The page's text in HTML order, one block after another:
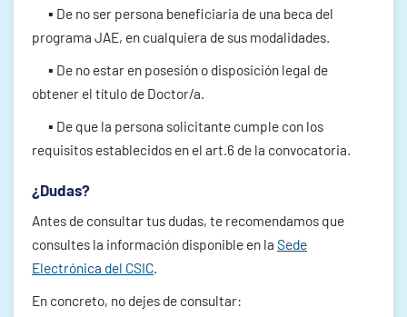
▪ De no ser persona beneficiaria de una beca del
programa JAE, en cualquiera de sus modalidades.
▪ De no estar en posesión o disposición legal de
obtener el título de Doctor/a.
▪ De que la persona solicitante cumple con los
requisitos establecidos en el art.6 de la convocatoria.
¿Dudas?
Antes de consultar tus dudas, te recomendamos que
consultes la información disponible en la Sede
Electrónica del CSIC
En concreto, no dejes de consultar: